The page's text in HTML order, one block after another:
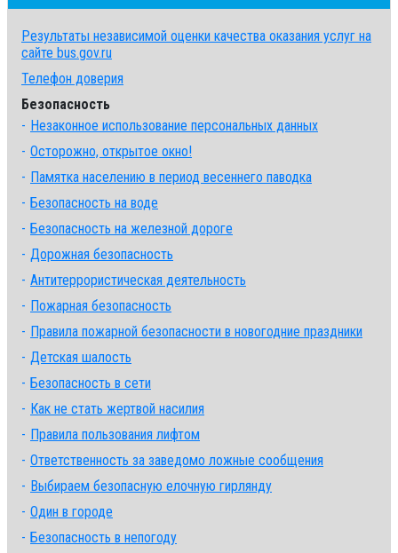
Результаты независимой оценки качества оказания услуг на
сайте bus.gov.ru
Телефон доверия
Безопасность
Незаконное использование персональных данных
Осторожно, открытое окно!
Памятка населению в период весеннего паводка
Безопасность на воде
Безопасность на железной дороге
Дорожная безопасность
Антитеррористическая деятельность
Пожарная безопасность
Правила пожарной безопасности в новогодние праздники
Детская шалость
Безопасность в сети
Как не стать жертвой насилия
Правила пользования лифтом
Ответственность за заведомо ложные сообщения
Выбираем безопасную елочную гирлянду
Один в городе
Безопасность в непогоду